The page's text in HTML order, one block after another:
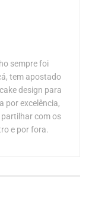
sempre foi
tem apostado
design para
por excelência,
com os
e por fora.